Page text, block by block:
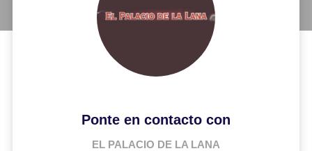
Ponte en contacto con
EL PALACIO DE LA LANA